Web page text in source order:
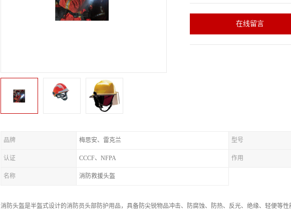
在线留言
品牌 梅思安、雷克兰 型号
认证 CCCF、NFPA 作用
名称 消防救援头盔
消防头盔是半盔式设计的消防员头部防护用品，具备防尖锐物品冲击、防腐蚀、防热、反光、绝缘、轻便等